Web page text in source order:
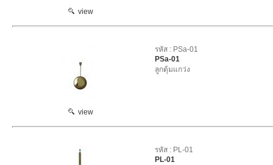
view
view
รหัส : PSa-01
PSa-01
ลูกตุ้มแกว่ง
รหัส : PL-01
PL-01